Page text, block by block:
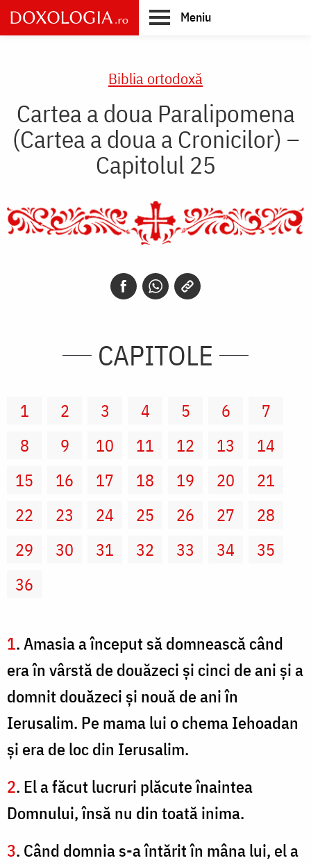
Skip
to
main
Meniu
Biblia ortodoxă
Cartea a doua Paralipomena
(Cartea a doua a Cronicilor) –
Capitolul 25
CAPITOLE
1 2 3 4 5 6
7
8
9 10 11 12 13
14
15
16 17 18 19 20
21
22
23 24 25 26 27
28
29
30 31 32 33 34
35
36
1. Amasia a început să domnească când
era în vârstă de douăzeci şi cinci de ani şi a
domnit douăzeci şi nouă de ani în
Ierusalim. Pe mama lui o chema Iehoadan
şi era de loc din Ierusalim.
2. El a făcut lucruri plăcute înaintea
Domnului, însă nu din toată inima.
3. Când domnia s-a întărit în mâna lui, el a